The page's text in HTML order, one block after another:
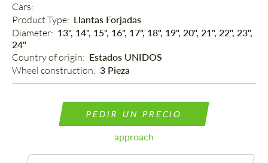
Cars:
Product Type: Llantas Forjadas
Diameter: 13", 14", 15", 16", 17", 18", 19", 20", 21", 22", 23",
24"
Country of origin: Estados UNIDOS
Wheel construction: 3 Pieza
PEDIR UN PRECIO
approach